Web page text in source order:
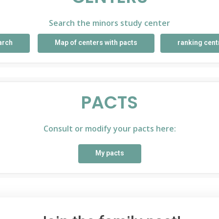
Search the minors study center
Map of centers with pacts ranking
PACTS
Consult or modify your pacts here:
My pacts